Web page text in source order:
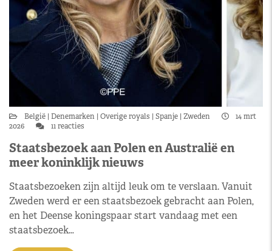
België Denemarken Overige royals Spanje Zweden
14 mrt
2026
11 reacties
Staatsbezoek aan Polen en Australië en
meer koninklijk nieuws
Staatsbezoeken zijn altijd leuk om te verslaan. Vanuit
Zweden werd er een staatsbezoek gebracht aan Polen,
en het Deense koningspaar start vandaag met een
staatsbezoek…